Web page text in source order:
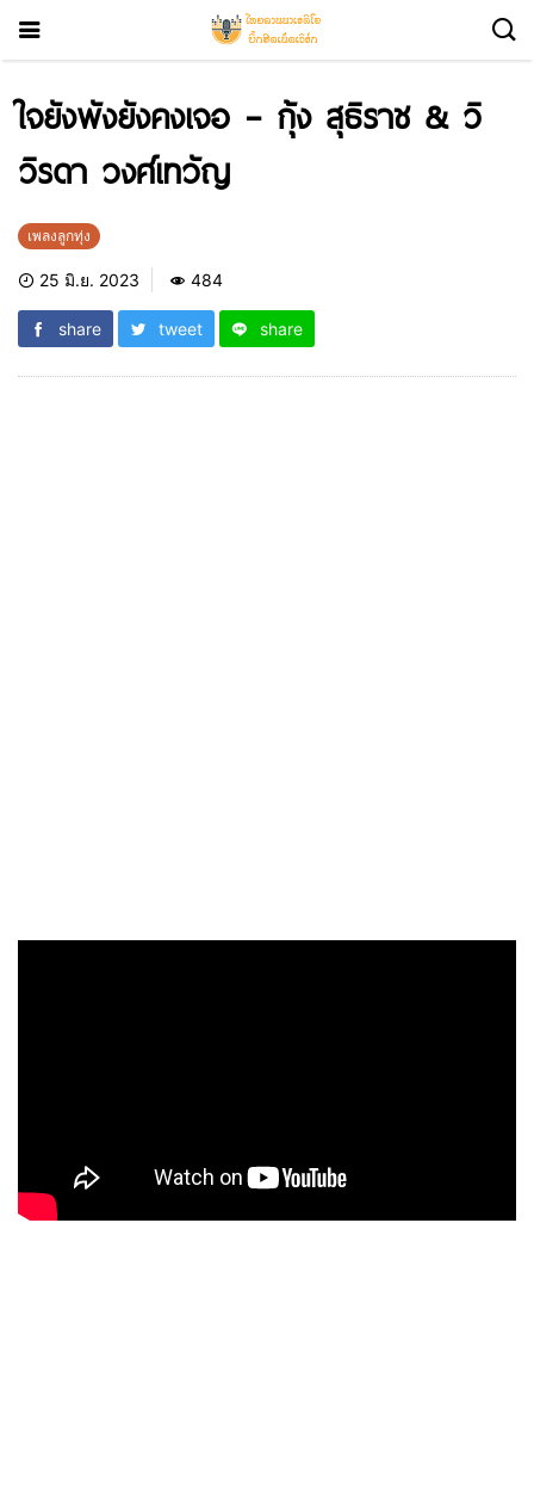
ใจยังพังยังคงเจอ – กุ้ง สุธิราช & วิ
วิรดา วงศ์เทวัญ
เพลงลูกทุ่ง
25 มิ.ย. 2023 484
share tweet share